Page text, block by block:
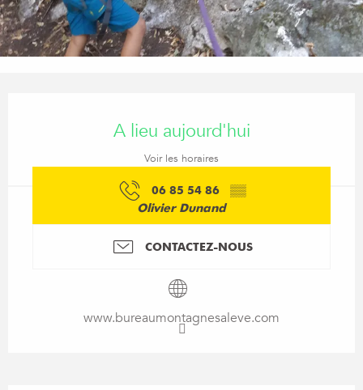
A lieu aujourd'hui
Voir les horaires
06 85 54 86 ▒▒
Olivier Dunand
CONTACTEZ-NOUS
www.bureaumontagnesaleve.com